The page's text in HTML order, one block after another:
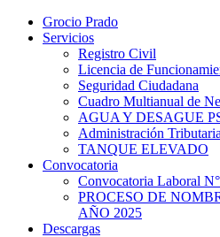
Grocio Prado
Servicios
Registro Civil
Licencia de
Seguridad Ciudadana
Cuadro Multianual de
AGUA Y DESAGUE
Administración Tributaria
TANQUE ELEVADO
Convocatoria
Convocatoria Laboral
PROCESO DE
AÑO 2025
Descargas